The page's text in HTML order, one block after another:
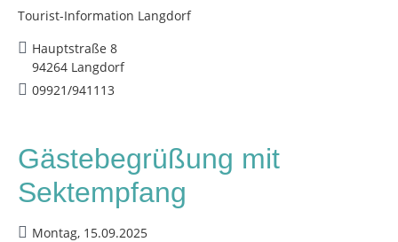
Tourist-Information Langdorf
Hauptstraße 8
94264 Langdorf
09921/941113
Gästebegrüßung mit
Sektempfang
Montag, 15.09.2025